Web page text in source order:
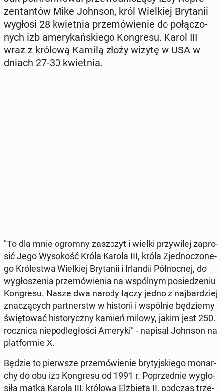
zen­tan­tów Mike Johnson, król Wiel­kiej Bry­ta­nii
wygłosi 28 kwiet­nia prze­mó­wie­nie do po­łą­czo­
nych izb ame­ry­kań­skie­go Kon­gre­su. Karol III
wraz z królową Kamilą złoży wizytę w USA w
dniach 27-30 kwiet­nia.
"To dla mnie ogromny za­szczyt i wielki przy­wi­lej za­pro­
sić Jego Wy­so­kość Króla Karola III, króla Zjed­no­czo­ne­
go Kró­le­stwa Wiel­kiej Bry­ta­nii i Ir­lan­dii Pół­noc­nej, do
wy­gło­sze­nia prze­mó­wie­nia na wspól­nym po­sie­dze­niu
Kon­gre­su. Nasze dwa narody łączy jedno z naj­bar­dziej
zna­czą­cych part­nerstw w hi­sto­rii i wspól­nie bę­dzie­my
świę­to­wać hi­sto­rycz­ny kamień milowy, jakim jest 250.
rocz­ni­ca nie­pod­le­gło­ści Ameryki" - napisał Johnson na
plat­for­mie X.
Będzie to pierw­sze prze­mó­wie­nie bry­tyj­skie­go mo­nar­
chy do obu izb Kon­gre­su od 1991 r. Po­przed­nie wy­gło­
si­ła matka Karola III, królowa Elż­bie­ta II, podczas trze­